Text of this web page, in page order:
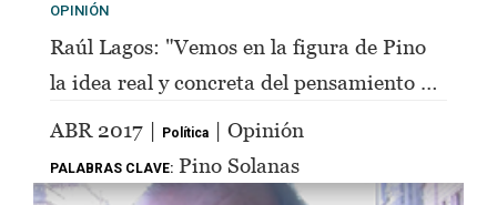
OPINIÓN
Raúl Lagos: "Vemos en la figura de Pino
la idea real y concreta del pensamiento de
Perón"
ABR 2017 | Política | Opinión
PALABRAS CLAVE: Pino Solanas